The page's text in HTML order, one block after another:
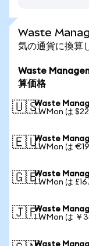
Waste
気の通貨に換算
Waste
算価格
🇺🇸Waste
1 WMon は
🇪🇺Waste
1 WMon は
🇬🇧Waste
1 WMon は
🇯🇵Waste
1 WMon は ￥
Waste